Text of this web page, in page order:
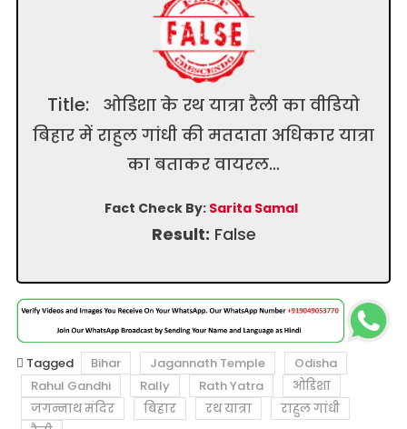
Title:
ओडिशा के रथ यात्रा रैली का वीडियो
बिहार में राहुल गांधी की मतदाता अधिकार यात्रा
का बताकर वायरल…
Fact Check By: Sarita Samal
Result: False
Tagged Bihar Jagannath Temple
Odisha
Rahul Gandhi
Rally Rath Yatra
ओडिशा
जगन्नाथ मंदिर
बिहार रथ यात्रा
राहुल गांधी